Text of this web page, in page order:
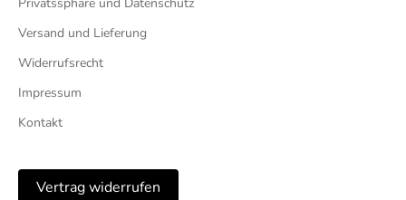
Versand und Lieferung
Widerrufsrecht
Impressum
Kontakt
Vertrag widerrufen